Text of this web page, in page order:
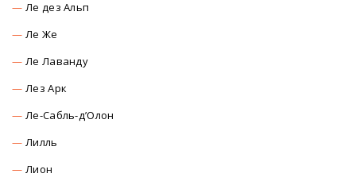
Ле дез Альп
Ле Же
Ле Лаванду
Лез Арк
Ле-Сабль-д’Олон
Лилль
Лион